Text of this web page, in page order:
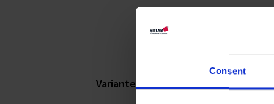
Consent
Varianten / Größen